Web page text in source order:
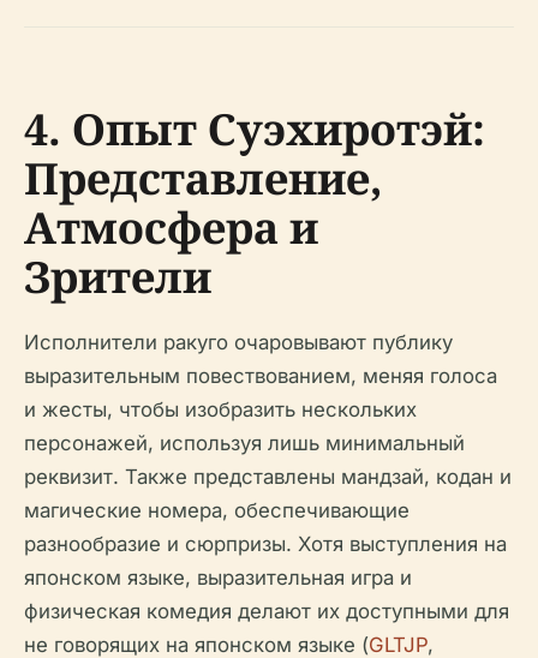
4. Опыт Суэхиротэй:
Представление,
Атмосфера и
Зрители
Исполнители ракуго очаровывают публику
выразительным повествованием, меняя голоса
и жесты, чтобы изобразить нескольких
персонажей, используя лишь минимальный
реквизит. Также представлены мандзай, кодан и
магические номера, обеспечивающие
разнообразие и сюрпризы. Хотя выступления на
японском языке, выразительная игра и
физическая комедия делают их доступными для
не говорящих на японском языке (GLTJP,